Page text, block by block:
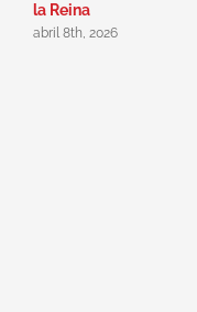
la Reina
abril 8th, 2026